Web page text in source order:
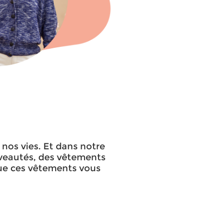
vies. Et dans notre
des vêtements
ces vêtements vous